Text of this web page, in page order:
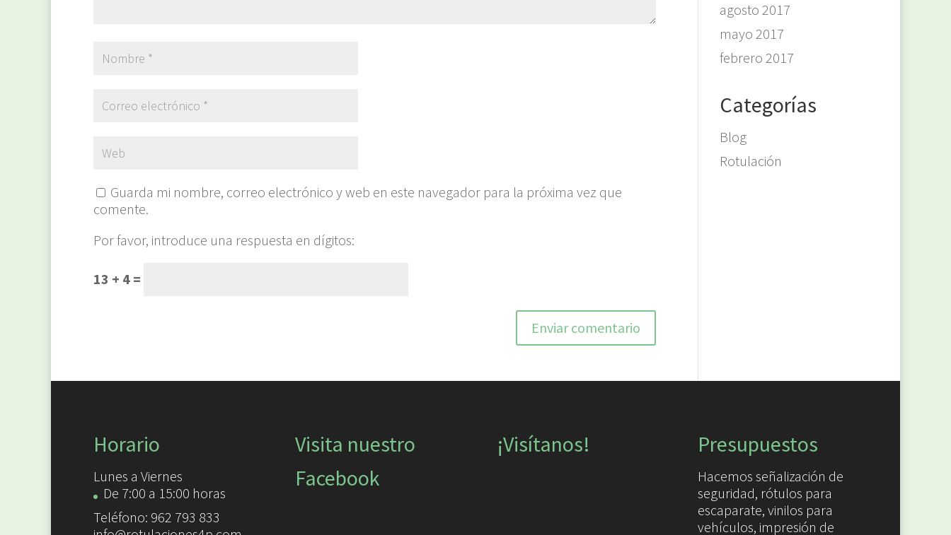
Guarda mi nombre, correo electrónico y web en este navegador para la próxima vez que
comente.
Por favor, introduce una respuesta en dígitos:
13 + 4 =
agosto 2017
mayo 2017
febrero 2017
Categorías
Blog
Rotulación
Horario
Lunes a Viernes
De 7:00 a 15:00 horas
Teléfono: 962 793 833
Visita nuestro
Facebook
¡Visítanos! Presupuestos
Hacemos señalización de
seguridad, rótulos para
escaparate, vinilos para
vehículos, impresión de